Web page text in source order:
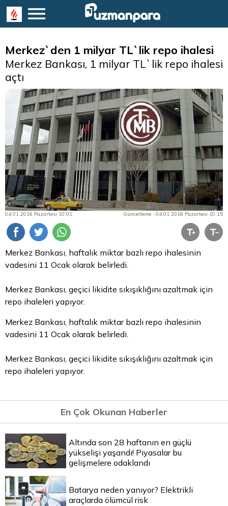
Merkez`den 1 milyar TL`lik repo ihalesi
Merkez Bankası, 1 milyar TL`lik repo ihalesi
açtı
04.01.2016 Pazartesi 10:01 Güncelleme : 04.01.2016 Pazartesi 10:15
Merkez Bankası, haftalık miktar bazlı repo ihalesinin
vadesini 11 Ocak olarak belirledi.
Merkez Bankası, geçici likidite sıkışıklığını azaltmak için
repo ihaleleri yapıyor.
Merkez Bankası, haftalık miktar bazlı repo ihalesinin
vadesini 11 Ocak olarak belirledi.
Merkez Bankası, geçici likidite sıkışıklığını azaltmak için
repo ihaleleri yapıyor.
En Çok Okunan Haberler
Altında son 28 haftanın en güçlü
yükselişi yaşandı! Piyasalar bu
gelişmelere odaklandı
Batarya neden yanıyor? Elektrikli
araçlarda ölümcül risk